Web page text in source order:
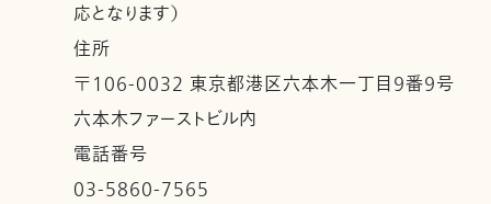
応となります）
住所
〒106-0032 東京都港区六本木一丁目９番９号
六本木ファーストビル内
電話番号
03-5860-7565